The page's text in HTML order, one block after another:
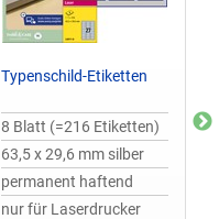
Typenschild-Etiketten
8 Blatt (=216 Etiketten)
63,5 x 29,6 mm silber
permanent haftend
nur für Laserdrucker